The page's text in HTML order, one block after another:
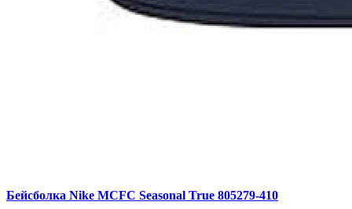
Бейсболка Nike MCFC Seasonal True 805279-410